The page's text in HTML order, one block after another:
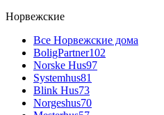
Норвежские
Все Норвежские дома
BoligPartner102
Norske Hus97
Systemhus81
Blink Hus73
Norgeshus70